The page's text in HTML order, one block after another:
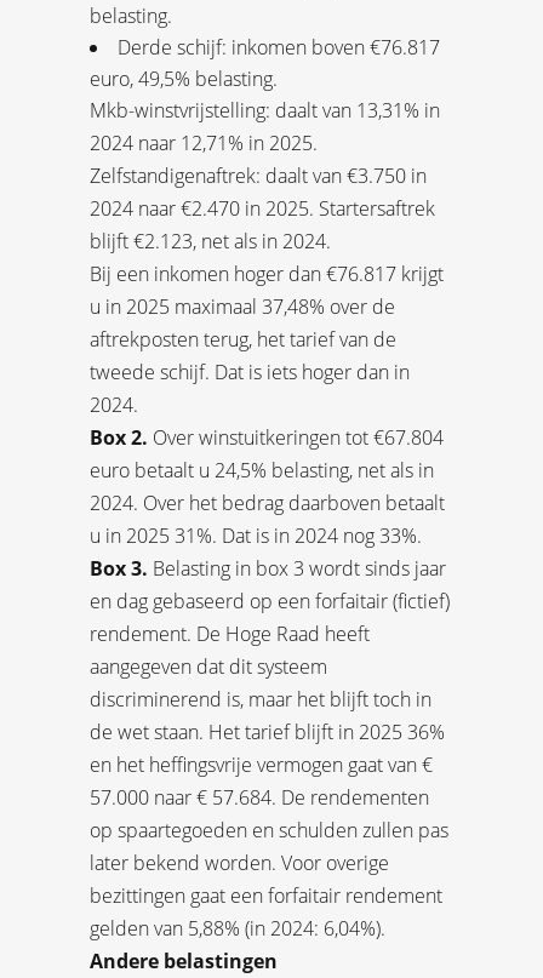
belasting.
Derde schijf: inkomen boven €76.817
euro, 49,5% belasting.
Mkb-winstvrijstelling: daalt van 13,31% in
2024 naar 12,71% in 2025.
Zelfstandigenaftrek: daalt van €3.750 in
2024 naar €2.470 in 2025. Startersaftrek
blijft €2.123, net als in 2024.
Bij een inkomen hoger dan €76.817 krijgt
u in 2025 maximaal 37,48% over de
aftrekposten terug, het tarief van de
tweede schijf. Dat is iets hoger dan in
2024.
Box 2. Over winstuitkeringen tot €67.804
euro betaalt u 24,5% belasting, net als in
2024. Over het bedrag daarboven betaalt
u in 2025 31%. Dat is in 2024 nog 33%.
Box 3. Belasting in box 3 wordt sinds jaar
en dag gebaseerd op een forfaitair (fictief)
rendement. De Hoge Raad heeft
aangegeven dat dit systeem
discriminerend is, maar het blijft toch in
de wet staan. Het tarief blijft in 2025 36%
en het heffingsvrije vermogen gaat van €
57.000 naar € 57.684. De rendementen
op spaartegoeden en schulden zullen pas
later bekend worden. Voor overige
bezittingen gaat een forfaitair rendement
gelden van 5,88% (in 2024: 6,04%).
Andere belastingen